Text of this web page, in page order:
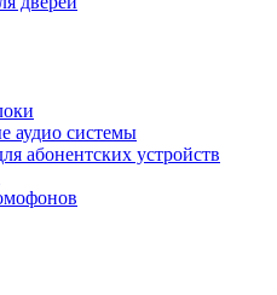
аудио системы
абонентских устройств